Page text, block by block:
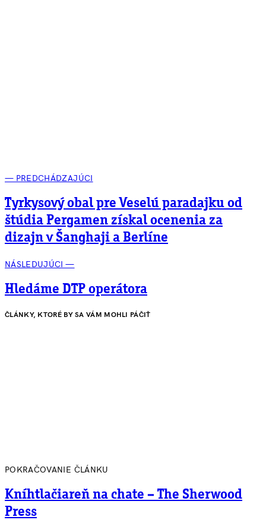
— PREDCHÁDZAJÚCI
Tyrkysový obal pre Veselú paradajku od
štúdia Pergamen získal ocenenia za
dizajn v Šanghaji a Berlíne
NÁSLEDUJÚCI —
Hledáme DTP operátora
ČLÁNKY, KTORÉ BY SA VÁM MOHLI PÁČIŤ
POKRAČOVANIE ČLÁNKU
Kníhtlačiareň na chate – The Sherwood
Press